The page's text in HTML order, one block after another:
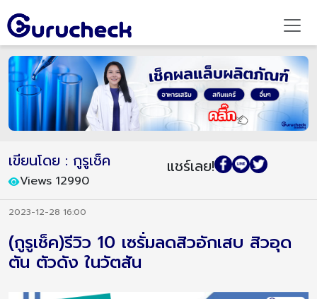
เขียนโดย : กูรูเช็ค
Views 12990
แชร์เลย!
2023-12-28 16:00
(กูรูเช็ค)รีวิว 10 เซรั่มลดสิวอักเสบ สิวอุด
ตัน ตัวดัง ในวัตสัน